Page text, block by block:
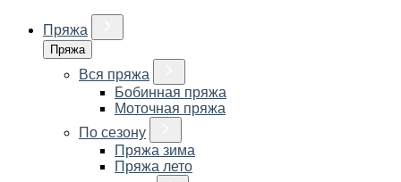
Пряжа
Пряжа
Вся пряжа
Бобинная пряжа
Моточная пряжа
По сезону
Пряжа зима
Пряжа лето